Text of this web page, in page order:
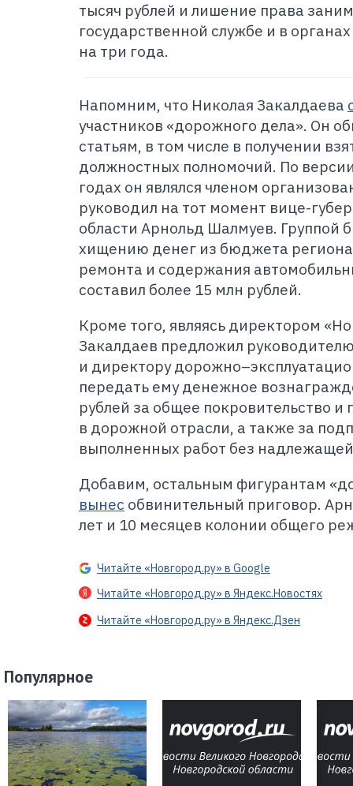
тысяч рублей и лишение права
государственной службе и в
на три года.
Напомним, что Николая Закалдаева
участников «дорожного дела». Он
статьям, в том числе в получении
должностных полномочий. По
годах он являлся членом
руководил на тот момент вице-
области Арнольд Шалмуев. Группой
хищению денег из бюджета
ремонта и содержания
составил более 15 млн рублей.
Кроме того, являясь директором
Закалдаев предложил
и директору
передать ему денежное
рублей за общее покровительство и
в дорожной отрасли, а также за
выполненных работ без
Добавим, остальным фигурантам
вынес обвинительный приговор.
лет и 10 месяцев колонии общего
Читайте «Новгород.ру» в Google
Читайте «Новгород.ру» в Яндекс.Новостях
Читайте «Новгород.ру» в Яндекс.Дзен
Популярное